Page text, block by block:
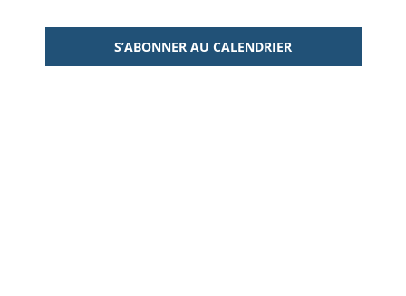
S’ABONNER AU CALENDRIER